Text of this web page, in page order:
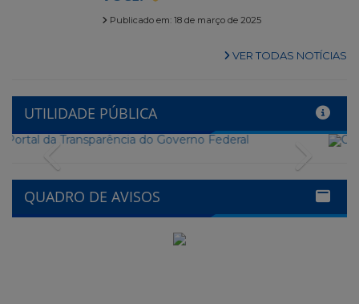
Publicado em: 18 de março de 2025
VER TODAS NOTÍCIAS
UTILIDADE PÚBLICA
Previous
Next
QUADRO DE AVISOS